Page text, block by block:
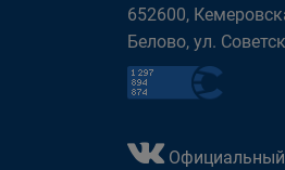
652600,
Белово, ул.